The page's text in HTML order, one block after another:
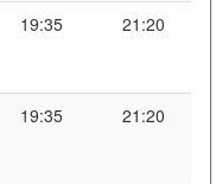
19:35 21:20
19:35 21:20